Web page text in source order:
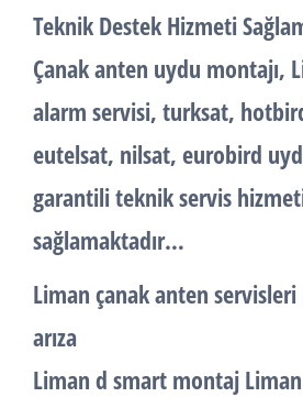
Teknik Destek Hizmeti
Çanak anten uydu montajı,
alarm servisi, turksat,
eutelsat, nilsat, eurobird
garantili teknik servis
sağlamaktadır…
Liman çanak anten
arıza
Liman d smart montaj